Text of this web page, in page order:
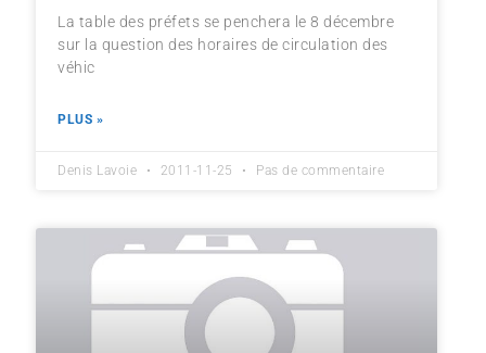
La table des préfets se penchera le 8 décembre
sur la question des horaires de circulation des
véhic
PLUS »
Denis Lavoie 2011-11-25 Pas de commentaire